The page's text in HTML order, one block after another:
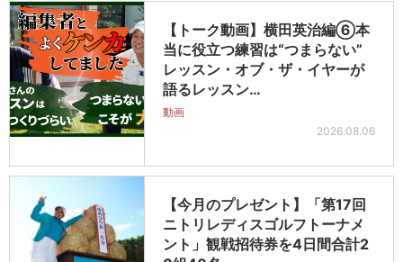
【トーク動画】横田英治編⑥本
当に役立つ練習は“つまらない”
レッスン・オブ・ザ・イヤーが
語るレッスン…
動画
2026.08.06
【今月のプレゼント】「第17回
ニトリレディスゴルフトーナメ
ント」観戦招待券を4日間合計2